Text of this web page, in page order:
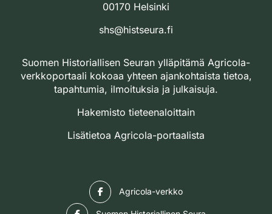
00170 Helsinki
shs@histseura.fi
Suomen Historiallisen Seuran ylläpitämä Agricola-
verkkoportaali kokoaa yhteen ajankohtaista tietoa,
tapahtumia, ilmoituksia ja julkaisuja.
Hakemisto tieteenaloittain
Lisätietoa Agricola-portaalista
Agricola-verkko